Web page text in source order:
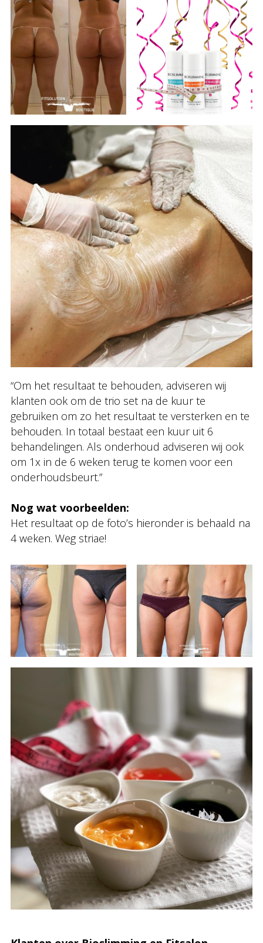
“Om het resultaat te behouden, adviseren wij
klanten ook om de trio set na de kuur te
gebruiken om zo het resultaat te versterken en te
behouden. In totaal bestaat een kuur uit 6
behandelingen. Als onderhoud adviseren wij ook
om 1x in de 6 weken terug te komen voor een
onderhoudsbeurt.”
Nog wat voorbeelden:
Het resultaat op de foto’s hieronder is behaald na
4 weken. Weg striae!